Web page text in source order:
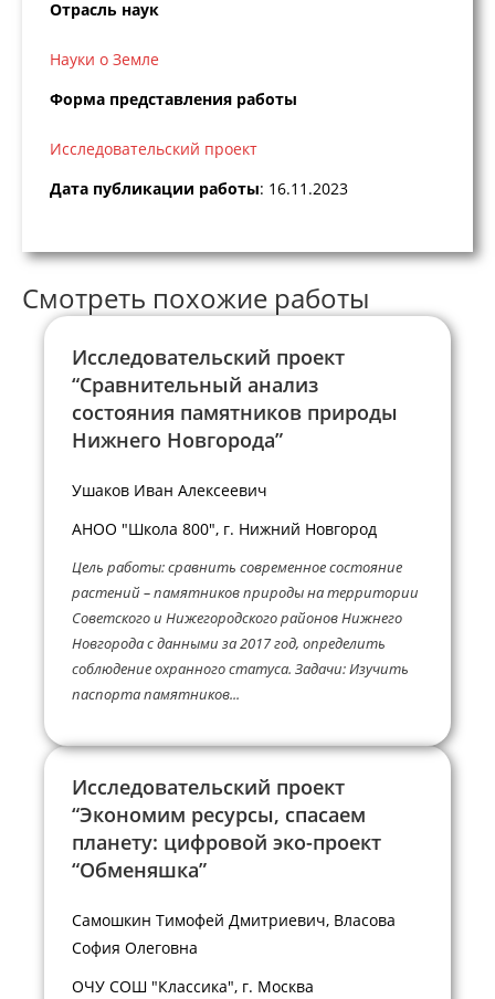
Отрасль наук
Науки о Земле
Форма представления работы
Исследовательский проект
Дата публикации работы: 16.11.2023
Смотреть похожие работы
Исследовательский проект
“Сравнительный анализ
состояния памятников природы
Нижнего Новгорода”
Ушаков Иван Алексеевич
АНОО "Школа 800", г. Нижний Новгород
Цель работы: сравнить современное состояние
растений – памятников природы на территории
Советского и Нижегородского районов Нижнего
Новгорода с данными за 2017 год, определить
соблюдение охранного статуса. Задачи: Изучить
паспорта памятников...
Исследовательский проект
“Экономим ресурсы, спасаем
планету: цифровой эко-проект
“Обменяшка”
Самошкин Тимофей Дмитриевич, Власова
София Олеговна
ОЧУ СОШ "Классика", г. Москва